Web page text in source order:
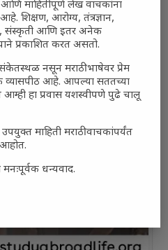
माहितीपूर्ण लेख वाचकांना
शिक्षण, आरोग्य, तंत्रज्ञान,
संस्कृती आणि इतर अनेक
प्रकाशित करत असतो.
नसून मराठी भाषेवर प्रेम
व्यासपीठ आहे. आपल्या सततच्या
हा प्रवास यशस्वीपणे पुढे चालू
माहिती मराठी वाचकांपर्यंत
आहोत.
धन्यवाद.